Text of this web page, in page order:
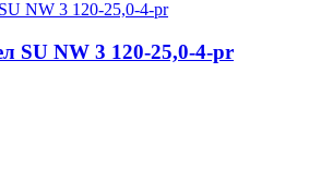
SU NW 3 120-25,0-4-pr